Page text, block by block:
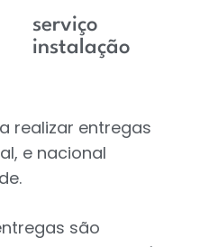
serviço
instalação
realizar entregas
e nacional
são